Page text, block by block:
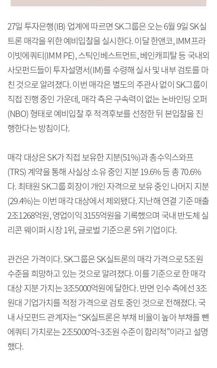
27일 투자은행(IB) 업계에 따르면 SK그룹은 오는 6월 9일 SK실
트론 매각을 위한 예비입찰을 실시한다. 이달 한앤코, IMM프라
이빗에쿼티(IMM PE), 스틱인베스트먼트, 베인캐피탈 등 국내외
사모펀드들이 투자설명서(IM)를 수령해 실사 및 내부 검토를 마
친 것으로 알려졌다. 이번 매각은 별도의 주관사 없이 SK그룹이
직접 진행 중인 가운데, 매각 측은 구속력이 없는 논바인딩 오퍼
(NBO) 형태로 예비입찰 후 적격후보를 선정한 뒤 본입찰을 진
행한다는 방침이다.
매각 대상은 SK가 직접 보유한 지분(51%)과 총수익스와프
(TRS) 계약을 통해 사실상 소유 중인 지분 19.6% 등 총 70.6%
다. 최태원 SK그룹 회장이 개인 자격으로 보유 중인 나머지 지분
(29.4%)는 이번 매각 대상에서 제외됐다. 지난해 연결 기준 매출
2조1268억원, 영업이익 3155억원을 기록했으며 국내 반도체 실
리콘 웨이퍼 시장 1위, 글로벌 기준으론 5위 기업이다.
관건은 가격이다. SK그룹은 SK실트론의 매각 가격으로 5조원
수준을 희망하고 있는 것으로 알려졌다. 이를 기준으로 한 매각
대상 지분 가치는 3조5000억원에 달한다. 반면 인수 측에선 3조
원대 기업가치를 적정 가격으로 검토 중인 것으로 전해졌다. 국
내 사모펀드 관계자는 “SK실트론은 부채 비율이 높아 부채를 뺀
에쿼티 가치로는 2조5000억~3조원 수준이 합리적”이라고 설명
했다.